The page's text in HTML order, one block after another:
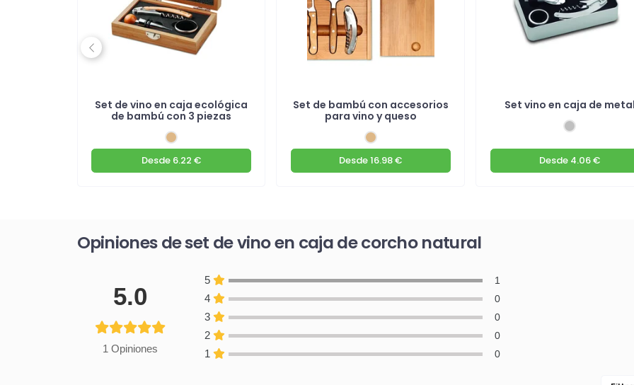
Set de vino en caja ecológica
de bambú con 3 piezas
Desde6.22 €
Set de bambú con accesorios
para vino y queso
Desde16.98 €
Set vino en caja de
Desde 4.06 €
Previous
Opiniones de set de vino en caja de corcho natural
5.0
1 Opiniones
5 1
4 0
3 0
2 0
1 0